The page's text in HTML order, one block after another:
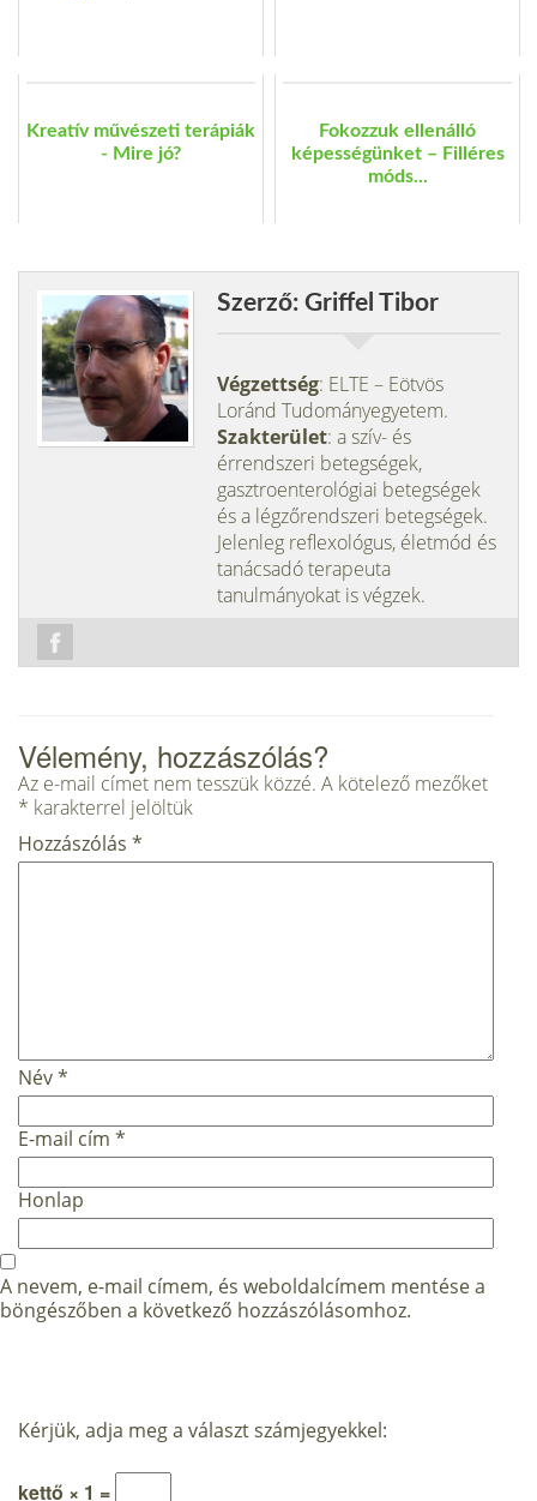
Kreatív művészeti terápiák
- Mire jó?
Fokozzuk ellenálló
képességünket – Filléres
móds...
Szerző: Griffel Tibor
Végzettség: ELTE – Eötvös
Loránd Tudományegyetem.
Szakterület: a szív- és
érrendszeri betegségek,
gasztroenterológiai betegségek
és a légzőrendszeri betegségek.
Jelenleg reflexológus, életmód és
tanácsadó terapeuta
tanulmányokat is végzek.
Vélemény, hozzászólás?
Az e-mail címet nem tesszük közzé. A kötelező mezőket
* karakterrel jelöltük
Hozzászólás *
Név*
E-mail cím *
Honlap
A nevem, e-mail címem, és weboldalcímem mentése a
böngészőben a következő hozzászólásomhoz.
Kérjük, adja meg a választ számjegyekkel:
kettő × 1 =